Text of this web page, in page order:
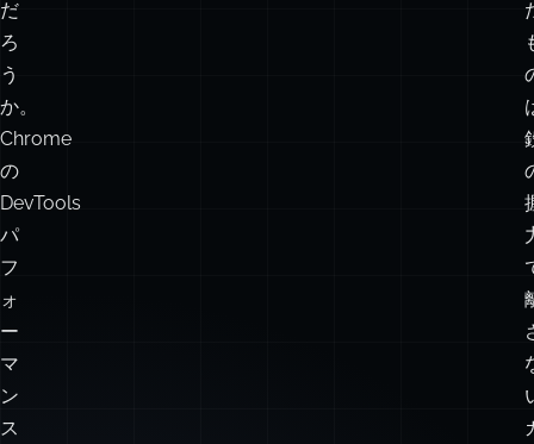
知
っ
て
い
る
だ
ろ
う
か。
Chrome
の
DevTools
パ
フ